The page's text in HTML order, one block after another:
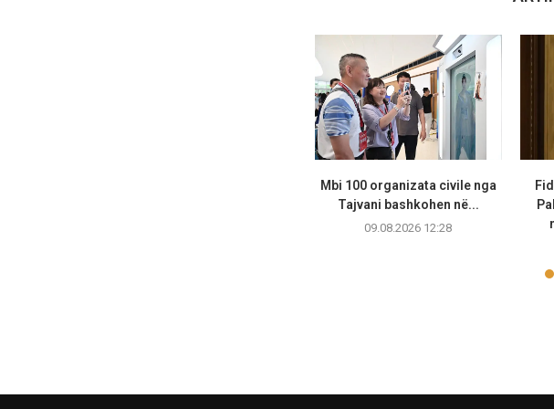
Mbi 100 organizata civile nga
Tajvani bashkohen në...
09.08.2026 12:28